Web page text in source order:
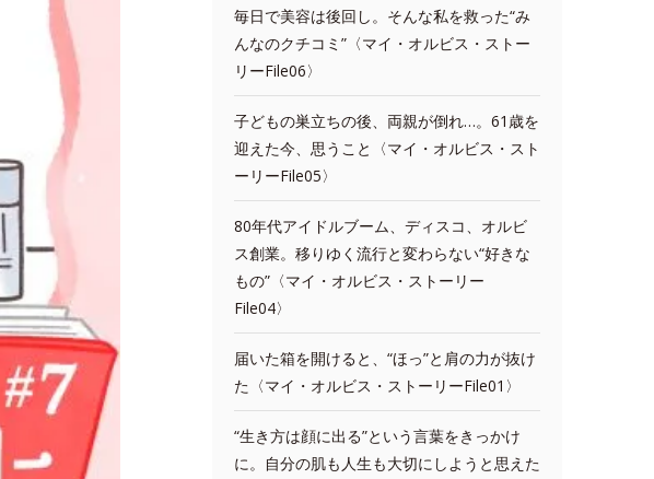
毎日で美容は後回し。そんな私を救った“み
んなのクチコミ”〈マイ・オルビス・ストー
リーFile06〉
子どもの巣立ちの後、両親が倒れ…。61歳を
迎えた今、思うこと〈マイ・オルビス・スト
ーリーFile05〉
80年代アイドルブーム、ディスコ、オルビ
ス創業。移りゆく流行と変わらない“好きな
もの”〈マイ・オルビス・ストーリー
File04〉
届いた箱を開けると、“ほっ”と肩の力が抜け
た〈マイ・オルビス・ストーリーFile01〉
“生き方は顔に出る”という言葉をきっかけ
に。自分の肌も人生も大切にしようと思えた